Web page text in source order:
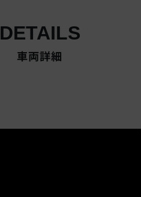
DETAILS
車両詳細